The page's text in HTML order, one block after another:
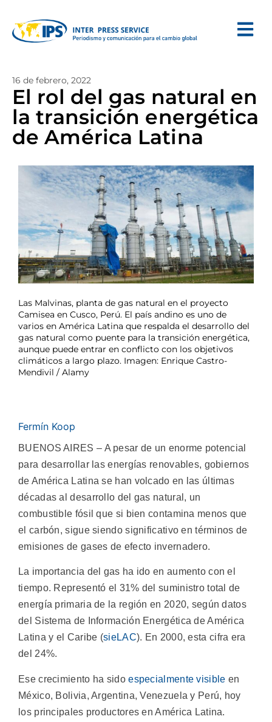
16 de febrero, 2022
El rol del gas natural en
la transición energética
de América Latina
Las Malvinas, planta de gas natural en el proyecto
Camisea en Cusco, Perú. El país andino es uno de
varios en América Latina que respalda el desarrollo del
gas natural como puente para la transición energética,
aunque puede entrar en conflicto con los objetivos
climáticos a largo plazo. Imagen: Enrique Castro-
Mendivil / Alamy
Fermín Koop
BUENOS AIRES – A pesar de un enorme potencial
para desarrollar las energías renovables, gobiernos
de América Latina se han volcado en las últimas
décadas al desarrollo del gas natural, un
combustible fósil que si bien contamina menos que
el carbón, sigue siendo significativo en términos de
emisiones de gases de efecto invernadero.
La importancia del gas ha ido en aumento con el
tiempo. Representó el 31% del suministro total de
energía primaria de la región en 2020, según datos
del Sistema de Información Energética de América
Latina y el Caribe (sieLAC). En 2000, esta cifra era
del 24%.
Ese crecimiento ha sidoespecialmente visible en
México, Bolivia, Argentina, Venezuela y Perú, hoy
los principales productores en América Latina.